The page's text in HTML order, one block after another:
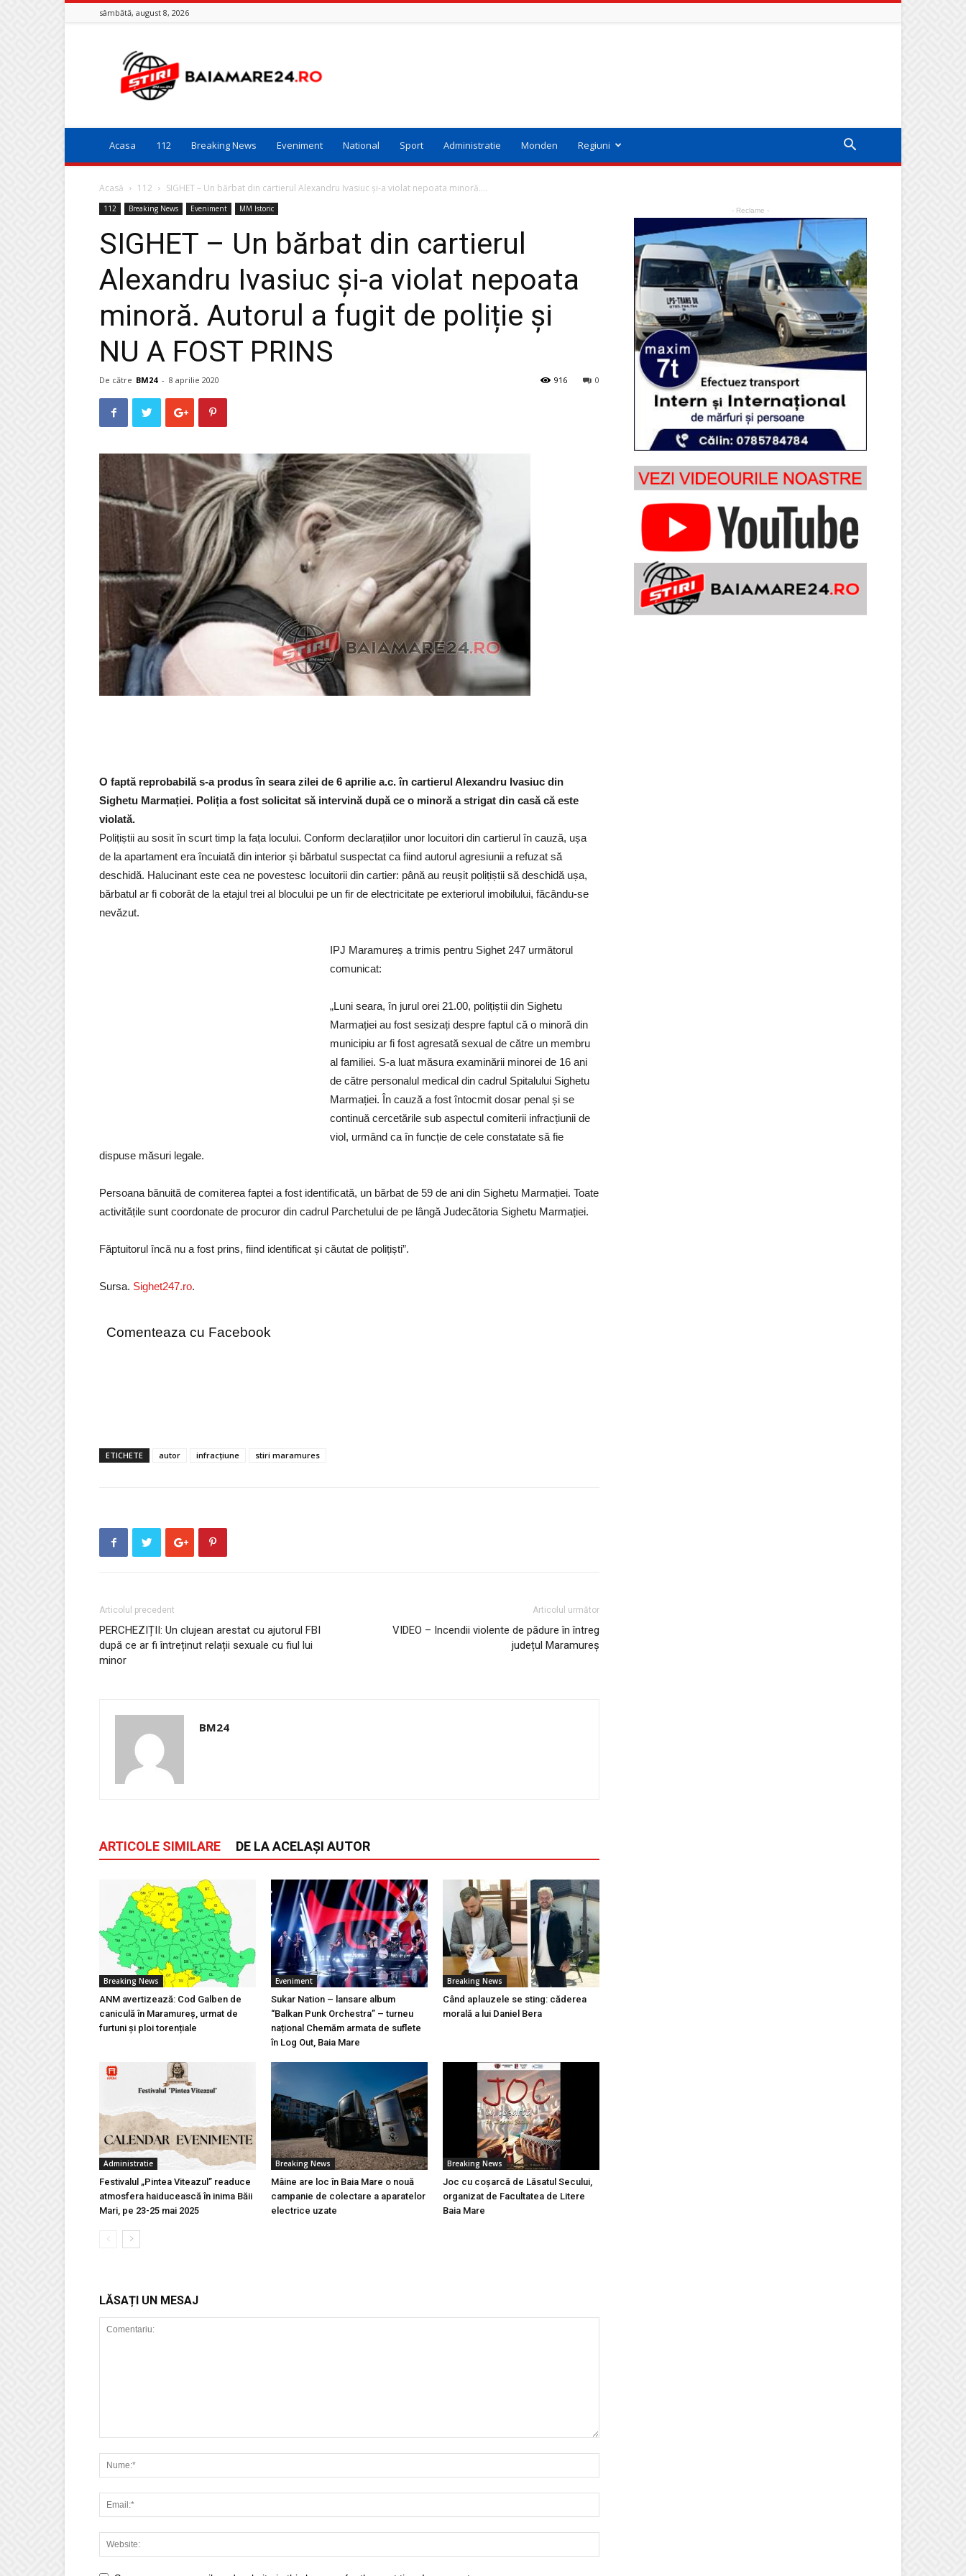
sâmbătă, august 8, 2026
Baia
Mare
24
Acasa 112 Breaking News Eveniment National Sport Administratie Monden Regiuni
Acasă 112 SIGHET – Un bărbat din cartierul Alexandru Ivasiuc și-a violat nepoata minoră....
112 Breaking News Eveniment MM Istoric
SIGHET – Un bărbat din cartierul
Alexandru Ivasiuc și-a violat nepoata
minoră. Autorul a fugit de poliție și
NU A FOST PRINS
De către BM24 - 8 aprilie 2020 0
916
O faptă reprobabilă s-a produs în seara zilei de 6 aprilie a.c. în cartierul Alexandru Ivasiuc din
Sighetu Marmației. Poliția a fost solicitat să intervină după ce o minoră a strigat din casă că este
violată.
Polițiștii au sosit în scurt timp la fața locului. Conform declarațiilor unor locuitori din cartierul în cauză, ușa
de la apartament era încuiată din interior și bărbatul suspectat ca fiind autorul agresiunii a refuzat să
deschidă. Halucinant este cea ne povestesc locuitorii din cartier: până au reușit polițiștii să deschidă ușa,
bărbatul ar fi coborât de la etajul trei al blocului pe un fir de electricitate pe exteriorul imobilului, făcându-se
nevăzut.
IPJ Maramureș a trimis pentru Sighet 247 următorul
comunicat:
„Luni seara, în jurul orei 21.00, polițiștii din Sighetu
Marmației au fost sesizați despre faptul că o minoră din
municipiu ar fi fost agresată sexual de către un membru
al familiei. S-a luat măsura examinării minorei de 16 ani
de către personalul medical din cadrul Spitalului Sighetu
Marmației. În cauză a fost întocmit dosar penal și se
continuă cercetările sub aspectul comiterii infracțiunii de
viol, urmând ca în funcție de cele constatate să fie
dispuse măsuri legale.
Persoana bănuită de comiterea faptei a fost identificată, un bărbat de 59 de ani din Sighetu Marmației. Toate
activitățile sunt coordonate de procuror din cadrul Parchetului de pe lângă Judecătoria Sighetu Marmației.
Făptuitorul încă nu a fost prins, fiind identificat și căutat de polițiști”.
Sursa. Sighet247.ro.
Comenteaza cu Facebook
ETICHETE autor infracțiune stiri maramures
Articolul precedent
PERCHEZIȚII: Un clujean arestat cu ajutorul FBI
după ce ar fi întreținut relații sexuale cu fiul lui
minor
Articolul următor
VIDEO – Incendii violente de pădure în întreg
județul Maramureș
BM24
ARTICOLE SIMILARE DE LA ACELAȘI AUTOR
Breaking News
ANM avertizează: Cod Galben de
caniculă în Maramureș, urmat de
furtuni și ploi torențiale
Eveniment
Sukar Nation – lansare album
“Balkan Punk Orchestra” – turneu
național Chemăm armata de suflete
în Log Out, Baia Mare
Breaking News
Când aplauzele se sting: căderea
morală a lui Daniel Bera
Administratie
Festivalul „Pintea Viteazul” readuce
atmosfera haiducească în inima Băii
Mari, pe 23-25 mai 2025
Breaking News
Mâine are loc în Baia Mare o nouă
campanie de colectare a aparatelor
electrice uzate
Breaking News
Joc cu coșarcă de Lăsatul Secului,
organizat de Facultatea de Litere
Baia Mare
LĂSAȚI UN MESAJ
- Reclame -